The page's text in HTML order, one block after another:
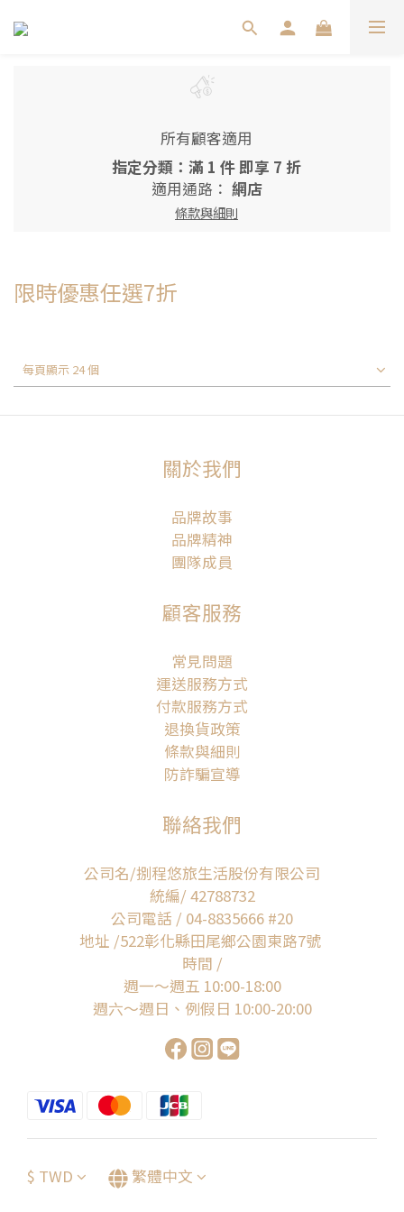
所有顧客適用
指定分類：滿 1 件 即享 7 折
適用通路： 網店
條款與細則
限時優惠任選7折
每頁顯示 24 個
關於我們
品牌故事
品牌精神
團隊成員
顧客服務
常見問題
運送服務方式
付款服務方式
退換貨政策
條款與細則
防詐騙宣導
聯絡我們
公司名/捌程悠旅生活股份有限公司
統編/ 42788732
公司電話 / 04-8835666 #20
地址 /522彰化縣田尾鄉公園東路7號
時間 /
週一～週五 10:00-18:00
週六～週日、例假日 10:00-20:00
$ TWD 繁體中文